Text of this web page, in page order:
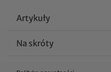
Artykuły
Na skróty